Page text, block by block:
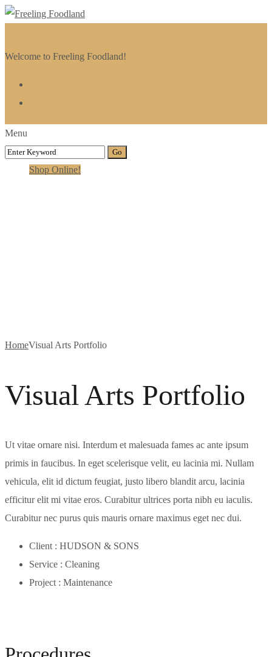
Welcome to Freeling Foodland!
Menu
Shop Online!
HomeVisual Arts Portfolio
Visual Arts Portfolio
Ut vitae ornare nisi. Interdum et malesuada fames ac ante ipsum
primis in faucibus. In eget scelerisque velit, eu lacinia mi. Nullam
vehicula, elit id dictum feugiat, justo libero blandit arcu, lacinia
efficitur elit mi vitae eros. Curabitur ultrices porta nibh eu iaculis.
Curabitur nec purus quis mauris ornare maximus eget nec dui.
Client : HUDSON & SONS
Service : Cleaning
Project : Maintenance